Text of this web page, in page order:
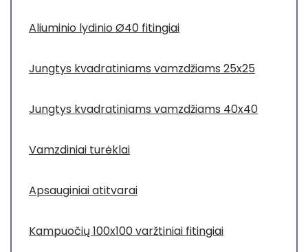
Aliuminio lydinio Ø40 fitingiai
Jungtys kvadratiniams vamzdžiams 25x25
Jungtys kvadratiniams vamzdžiams 40x40
Vamzdiniai turėklai
Apsauginiai atitvarai
Kampuočių 100x100 varžtiniai fitingiai